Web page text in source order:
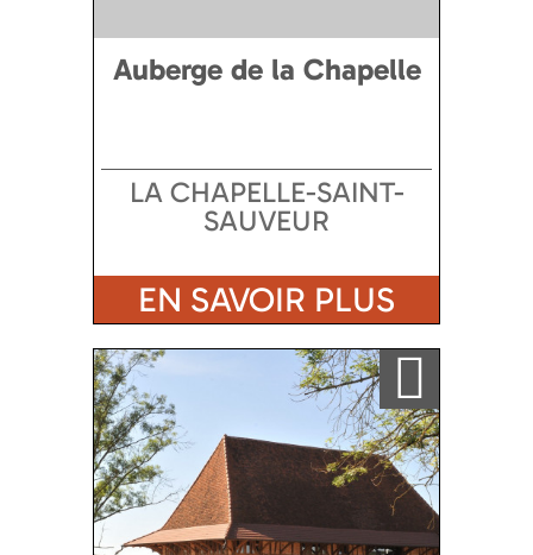
Auberge de la Chapelle
LA CHAPELLE-SAINT-
SAUVEUR
EN SAVOIR PLUS
Ajouter a ma sélection